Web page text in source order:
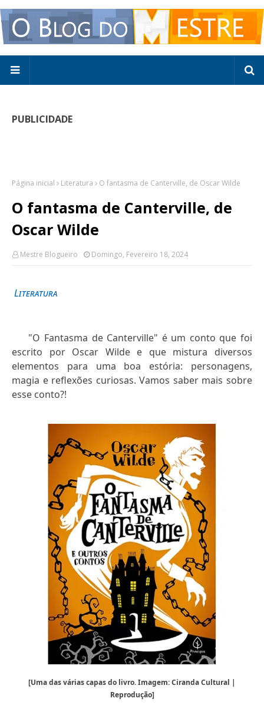
PUBLICIDADE
Página inicial Literatura O fantasma de Canterville, de Oscar Wilde
O fantasma de Canterville, de
Oscar Wilde
Mestre Blogueiro Domingo, Fevereiro 18, 2024
Literatura
"O Fantasma de Canterville" é um conto que foi
escrito por Oscar Wilde e que mistura diversos
elementos para uma boa estória: personagens,
magia e reflexões curiosas. Vamos saber mais sobre
esse conto?!
[Uma das várias capas do livro. Imagem: Ciranda Cultural |
Reprodução]